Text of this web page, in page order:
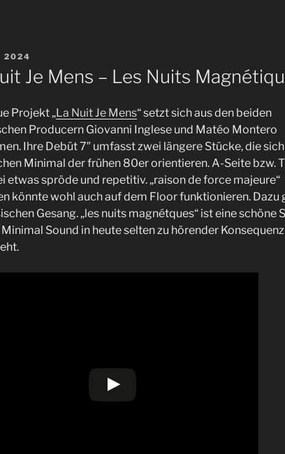
2024
Je Mens – Les Nuits
Projekt „La Nuit Je Mens“ setzt sich aus den beiden
Producern Giovanni Inglese und Matéo Montero
Ihre Debüt 7″ umfasst zwei längere Stücke, die
Minimal der frühen 80er orientieren. A-Seite bzw.
etwas spröde und repetitiv. „raison de force majeure“
könnte wohl auch auf dem Floor funktionieren. Dazu
Gesang. „les nuits magnétques“ ist eine schöne
Sound in heute selten zu hörender Konsequenz